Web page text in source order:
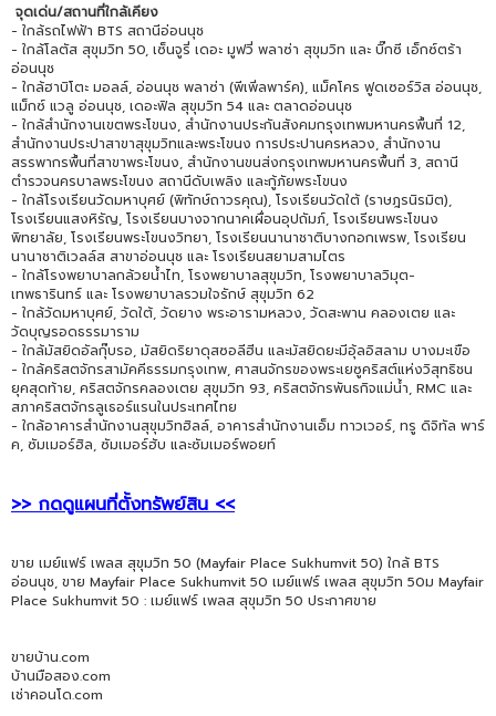
จุดเด่น/สถานที่ใกล้เคียง
- ใกล้รถไฟฟ้า BTS สถานีอ่อนนุช
- ใกล้โลตัส สุขุมวิท 50, เซ็นจูรี่ เดอะ มูฟวี่ พลาซ่า สุขุมวิท และ บิ๊กซี เอ็กซ์ตร้า
อ่อนนุช
- ใกล้ฮาบิโตะ มอลล์, อ่อนนุช พลาซ่า (พีเพิ่ลพาร์ค), แม็คโคร ฟูดเซอร์วิส อ่อนนุช,
แม็กซ์ แวลู อ่อนนุช, เดอะฟิล สุขุมวิท 54 และ ตลาดอ่อนนุช
- ใกล้สำนักงานเขตพระโขนง, สำนักงานประกันสังคมกรุงเทพมหานครพื้นที่ 12,
สำนักงานประปาสาขาสุขุมวิทและพระโขนง การประปานครหลวง, สำนักงาน
สรรพากรพื้นที่สาขาพระโขนง, สำนักงานขนส่งกรุงเทพมหานครพื้นที่ 3, สถานี
ตำรวจนครบาลพระโขนง สถานีดับเพลิง และกู้ภัยพระโขนง
- ใกล้โรงเรียนวัดมหาบุศย์ (พิทักษ์ถาวรคุณ), โรงเรียนวัดใต้ (ราษฎรนิรมิต),
โรงเรียนแสงหิรัญ, โรงเรียนบางจากนาคเผื่อนอุปถัมภ์, โรงเรียนพระโขนง
พิทยาลัย, โรงเรียนพระโขนงวิทยา, โรงเรียนนานาชาติบางกอกเพรพ, โรงเรียน
นานาชาติเวลล์ส สาขาอ่อนนุช และ โรงเรียนสยามสามไตร
- ใกล้โรงพยาบาลกล้วยน้ำไท, โรงพยาบาลสุขุมวิท, โรงพยาบาลวิมุต-
เทพธารินทร์ และ โรงพยาบาลรวมใจรักษ์ สุขุมวิท 62
- ใกล้วัดมหาบุศย์, วัดใต้, วัดยาง พระอารามหลวง, วัดสะพาน คลองเตย และ
วัดบุญรอดธรรมาราม
- ใกล้มัสยิดอัลกุ๊บรอ, มัสยิดริยาดุสซอลีฮีน และมัสยิดยะมีอุ้ลอิสลาม บางมะเขือ
- ใกล้คริสตจักรสามัคคีธรรมกรุงเทพ, ศาสนจักรของพระเยซูคริสต์แห่งวิสุทธิชน
ยุคสุดท้าย, คริสตจักรคลองเตย สุขุมวิท 93, คริสตจักรพันธกิจแม่น้ำ, RMC และ
สภาคริสตจักรลูเธอร์แรนในประเทศไทย
- ใกล้อาคารสำนักงานสุขุมวิทฮิลล์, อาคารสำนักงานเอ็ม ทาวเวอร์, ทรู ดิจิทัล พาร์
ค, ซัมเมอร์ฮิล, ซัมเมอร์ฮับ และซัมเมอร์พอยท์
>> กดดูแผนที่ตั้งทรัพย์สิน <<
ขาย เมย์แฟร์ เพลส สุขุมวิท 50 (Mayfair Place Sukhumvit 50) ใกล้ BTS
อ่อนนุช, ขาย Mayfair Place Sukhumvit 50 เมย์แฟร์ เพลส สุขุมวิท 50ม Mayfair
Place Sukhumvit 50 : เมย์แฟร์ เพลส สุขุมวิท 50 ประกาศขาย
ขายบ้าน.com
บ้านมือสอง.com
เช่าคอนโด.com